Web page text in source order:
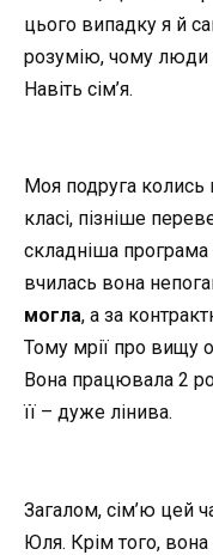
цього випадку я й
розумію, чому люди
Навіть сім’я.
Моя подруга
класі, пізніше
складніша
вчилась вона
могла, а за
Тому мрії про вищу
Вона працювала 2
її – дуже лінива.
Загалом, сім’ю цей
Юля. Крім того,